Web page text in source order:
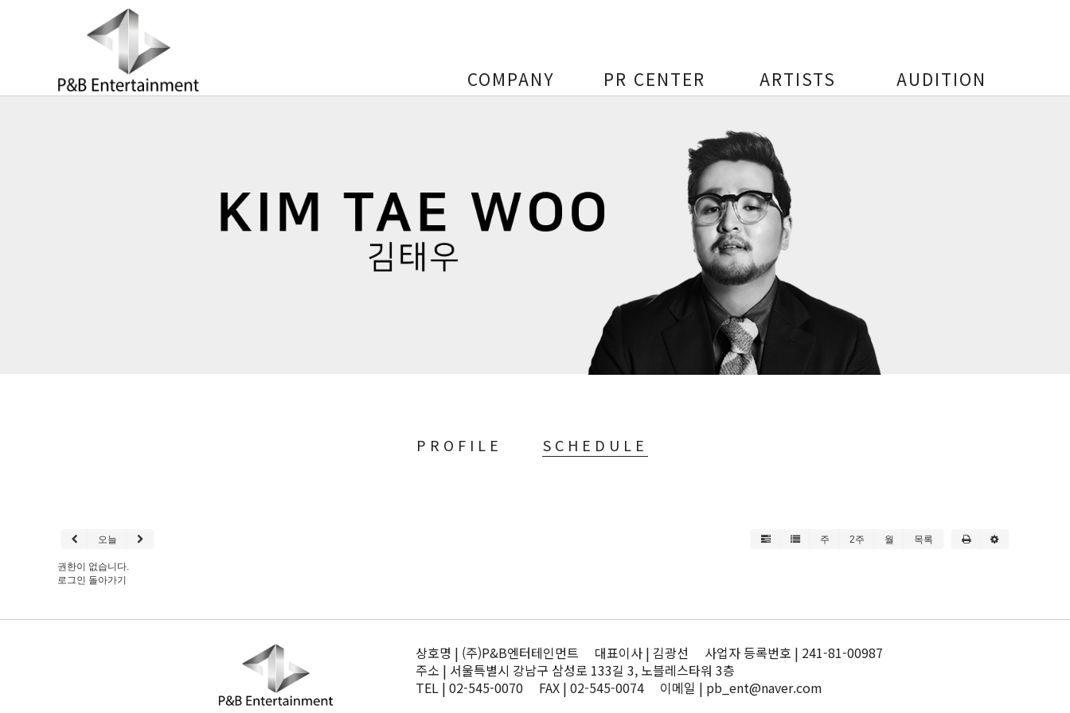
COMPANY PR CENTER ARTISTS AUDITION
PROFILE SCHEDULE
오늘 주 2주 월 목록
권한이 없습니다.
로그인 돌아가기
상호명 | (주)P&B엔터테인먼트 대표이사 | 김광선 사업자 등록번호 | 241-81-00987
주소 | 서울특별시 강남구 삼성로 133길 3, 노블레스타워 3층
TEL | 02-545-0070 FAX | 02-545-0074 이메일 | pb_ent@naver.com